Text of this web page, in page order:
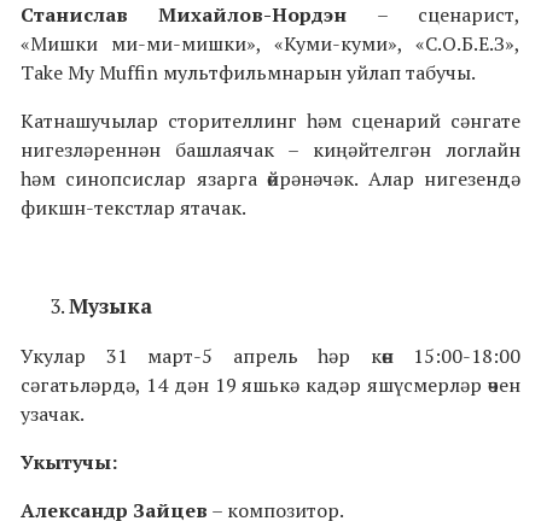
Станислав
Михайлов-Нордэн – сценарист,
«Мишки ми-ми-мишки», «Куми-куми», «С.О.Б.Е.З»,
Take My Muffin мультфильмнарын уйлап табучы.
Катнашучылар сторителлинг һәм сценарий сәнгате
нигезләреннән башлаячак – киңәйтелгән логлайн
һәм синопсислар язарга өйрәнәчәк. Алар нигезендә
фикшн-текстлар ятачак.
Музыка
Укулар 31 март-5 апрель һәр көн 15:00-18:00
сәгатьләрдә, 14 дән 19 яшькә кадәр яшүсмерләр өчен
узачак.
Укытучы:
Александр Зайцев – композитор.